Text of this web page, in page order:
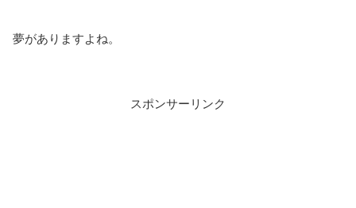
夢がありますよね。
スポンサーリンク